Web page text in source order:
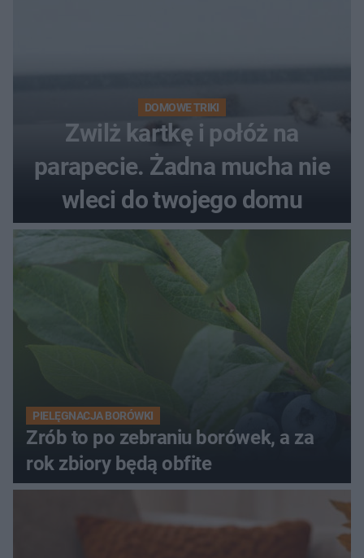
DOMOWE TRIKI
Zwilż kartkę i połóż na
parapecie. Żadna mucha nie
wleci do twojego domu
PIELĘGNACJA BORÓWKI
Zrób to po zebraniu borówek, a za
rok zbiory będą obfite